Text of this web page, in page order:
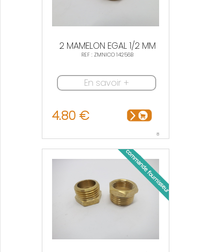
2 MAMELON EGAL 1/2 MM
REF : ZMNICO 14256B
En savoir +
4.80 €
8